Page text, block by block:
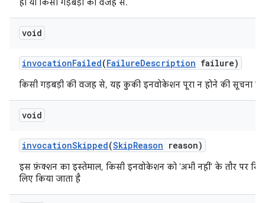
हो या किसी गड़बड़ी की वजह से.
void
invocationFailed(FailureDescription failure)
किसी गड़बड़ी की वजह से, यह कुकी इनवोकेशन पूरा न होने की सूचना
void
invocationSkipped(SkipReason reason)
इस फ़ंक्शन का इस्तेमाल, किसी इनवोकेशन को 'अभी नहीं' के तौर पर
लिए किया जाता है